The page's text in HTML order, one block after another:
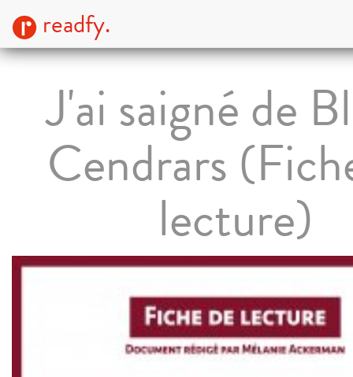
readfy.
J'ai saigné de
Cendrars
lecture)